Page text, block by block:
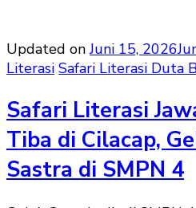
Updated onJuni 15, 2026
Literasi Safari Literasi Duta
Safari Literasi
Tiba di Cilacap,
Sastra di SMPN 4